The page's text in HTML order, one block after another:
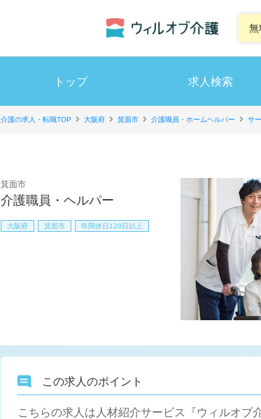
無
トップ 求人検索
介護の求人・転職TOP 大阪府 箕面市 介護職員・ホームヘルパー サ
介護職員・ヘルパー
箕面市
大阪府 箕面市 年間休日120日以上
この求人のポイント
こちらの求人は人材紹介サービス『ウィルオブ